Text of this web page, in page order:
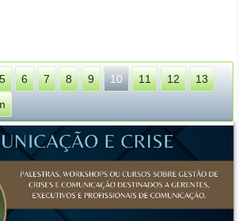
5 6 7 8 9 10 11 12
13